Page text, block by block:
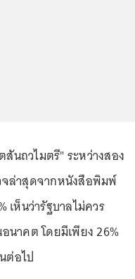
ถวไมตรี" ระหว่างสอง
จล่าสุดจากหนังสือพิมพ์
ห็นว่ารัฐบาลไม่ควร
นาคต โดยมีเพียง 26%
ต่อไป